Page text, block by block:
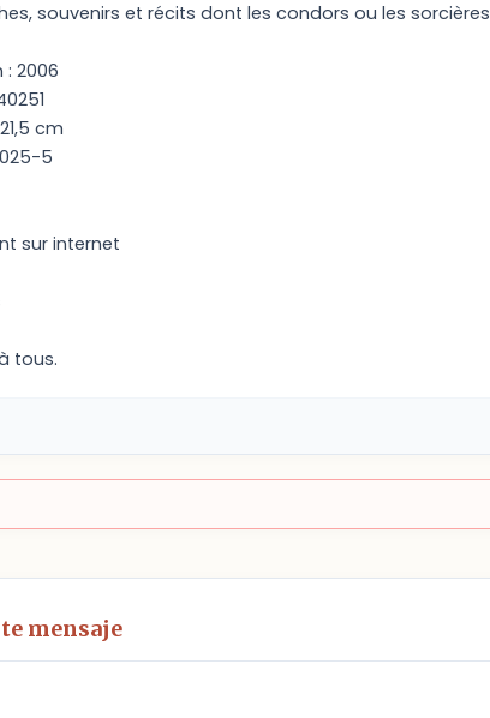
souvenirs et récits dont les condors ou les
2006
cm
5
sur internet
tous.
mensaje